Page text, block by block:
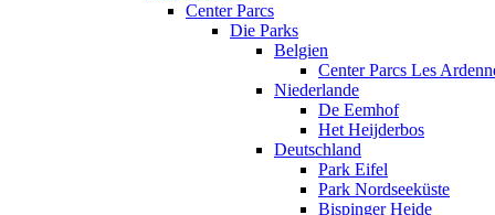
Center Parcs
Die Parks
Belgien
Center Parcs Les
Niederlande
De Eemhof
Het Heijderbos
Deutschland
Park Eifel
Park Nordseeküste
Bispinger Heide